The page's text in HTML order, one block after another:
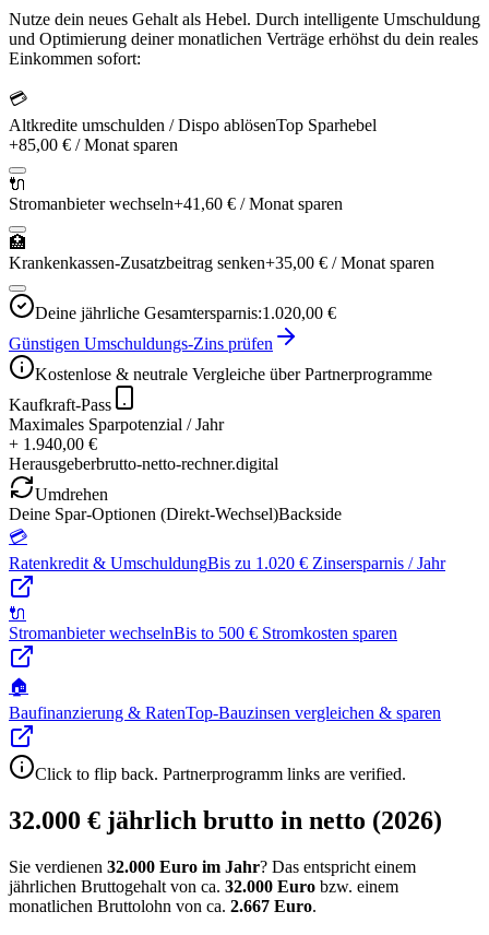
Nutze dein neues Gehalt als Hebel. Durch intelligente Umschuldung
und Optimierung deiner monatlichen Verträge erhöhst du dein reales
Einkommen sofort:
💳
Altkredite umschulden / Dispo ablösenTop Sparhebel
+85,00 € / Monat sparen
🔌
Stromanbieter wechseln+41,60 € / Monat sparen
🏥
Krankenkassen-Zusatzbeitrag senken+35,00 € / Monat sparen
Deine jährliche Gesamtersparnis:1.020,00 €
Günstigen Umschuldungs-Zins prüfen
Kostenlose & neutrale Vergleiche über Partnerprogramme
Kaufkraft-Pass
Maximales Sparpotenzial / Jahr
+ 1.940,00 €
Herausgeberbrutto-netto-rechner.digital
Umdrehen
Deine Spar-Optionen (Direkt-Wechsel)Backside
💳
Ratenkredit & UmschuldungBis zu 1.020 € Zinsersparnis / Jahr
🔌
Stromanbieter wechselnBis to 500 € Stromkosten sparen
🏠
Baufinanzierung & RatenTop-Bauzinsen vergleichen & sparen
Click to flip back. Partnerprogramm links are verified.
32.000 € jährlich brutto in netto (2026)
Sie verdienen 32.000 Euro im Jahr? Das entspricht einem
jährlichen Bruttogehalt von ca. 32.000 Euro bzw. einem
monatlichen Bruttolohn von ca. 2.667 Euro.